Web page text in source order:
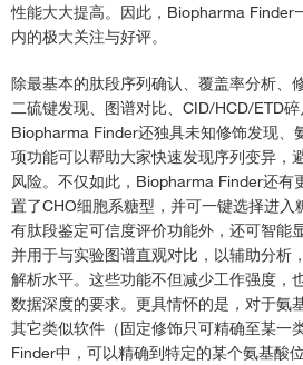
性能大大提高。因此，Biopharma Finder
内的极大关注与好评。
除最基本的肽段序列确认、覆盖率分析、
二硫键发现、图谱对比、CID/HCD/ETD碎
Biopharma Finder还独具未知修饰发现、
项功能可以帮助大家快速发现序列变异，
风险。不仅如此，Biopharma Finder还有
置了CHO细胞系糖型，并可一键选择进入
有肽段鉴定可信度评价功能外，还可智能
并用于与实验图谱直观对比，以辅助分析
解析水平。这些功能不但减少工作强度，
数据深度的要求。更具情怀的是，对于氨
其它类似软件（固定修饰只可精确至某一
Finder中，可以精确到特定的某个氨基酸